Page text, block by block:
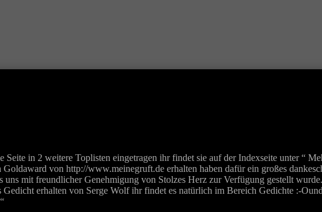
in 2 weitere Toplisten eingetragen ihr findet sie auf der Indexseite unter “
von http://www.meinegruft.de erhalten haben dafür ein großes
mit freundlicher Genehmigung von Stolzes Herz zur Verfügung gestellt
erhalten von Serge Wolf ihr findet es natürlich im Bereich Gedichte :-